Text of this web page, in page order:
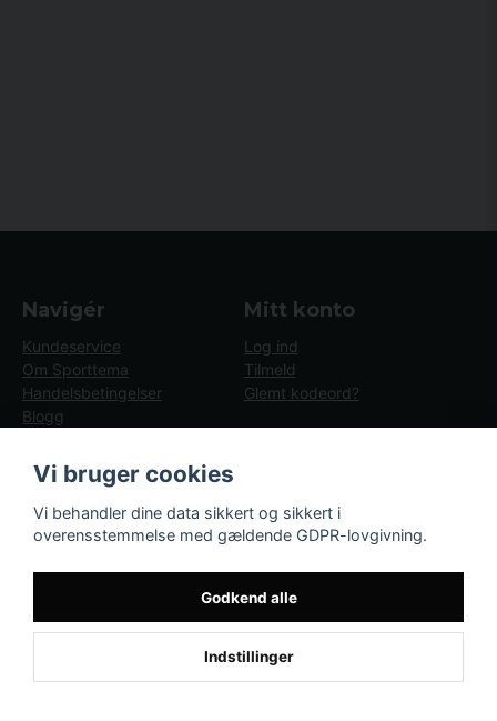
Navigér
Kundeservice
Om Sporttema
Handelsbetingelser
Blogg
Brugsvejledninger
Nyheder
Blogg - artiklar
Mitt konto
Log ind
Tilmeld
Glemt kodeord?
Vi bruger cookies
Vi behandler dine data sikkert og sikkert i
overensstemmelse med gældende GDPR-lovgivning.
Godkend alle
Indstillinger